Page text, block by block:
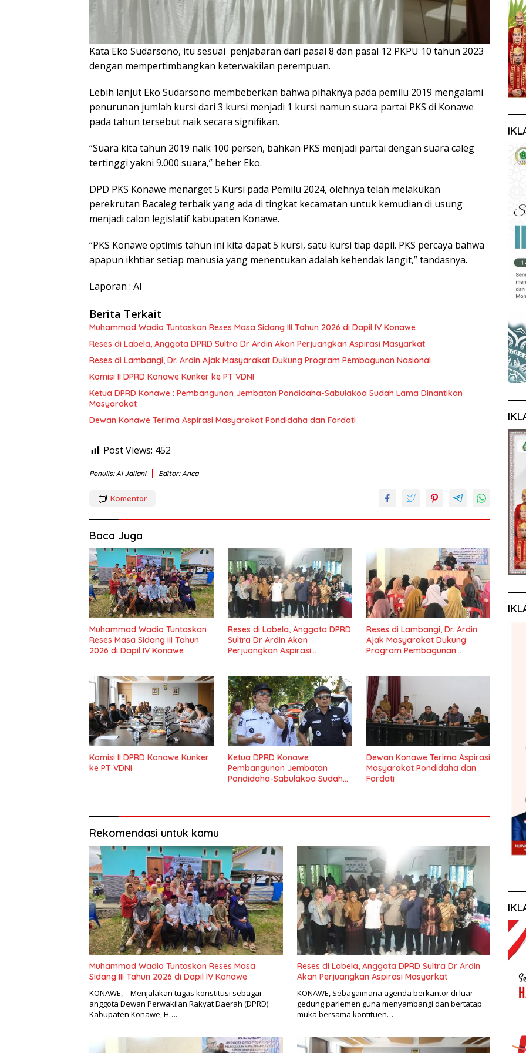
Kata Eko Sudarsono, itu sesuai penjabaran dari pasal 8 dan pasal 12 PKPU 10 tahun 2023
dengan mempertimbangkan keterwakilan perempuan.
Lebih lanjut Eko Sudarsono membeberkan bahwa pihaknya pada pemilu 2019 mengalami
penurunan jumlah kursi dari 3 kursi menjadi 1 kursi namun suara partai PKS di Konawe
pada tahun tersebut naik secara signifikan.
“Suara kita tahun 2019 naik 100 persen, bahkan PKS menjadi partai dengan suara caleg
tertinggi yakni 9.000 suara,” beber Eko.
DPD PKS Konawe menarget 5 Kursi pada Pemilu 2024, olehnya telah melakukan
perekrutan Bacaleg terbaik yang ada di tingkat kecamatan untuk kemudian di usung
menjadi calon legislatif kabupaten Konawe.
“PKS Konawe optimis tahun ini kita dapat 5 kursi, satu kursi tiap dapil. PKS percaya bahwa
apapun ikhtiar setiap manusia yang menentukan adalah kehendak langit,” tandasnya.
Laporan : Al
Berita Terkait
Muhammad Wadio Tuntaskan Reses Masa Sidang III Tahun 2026 di Dapil IV Konawe
Reses di Labela, Anggota DPRD Sultra Dr Ardin Akan Perjuangkan Aspirasi Masyarkat
Reses di Lambangi, Dr. Ardin Ajak Masyarakat Dukung Program Pembagunan Nasional
Komisi II DPRD Konawe Kunker ke PT VDNI
Ketua DPRD Konawe : Pembangunan Jembatan Pondidaha-Sabulakoa Sudah Lama Dinantikan
Masyarakat
Dewan Konawe Terima Aspirasi Masyarakat Pondidaha dan Fordati
Post Views: 452
Penulis: Al Jailani Editor: Anca
Komentar
Baca Juga
Muhammad Wadio Tuntaskan
Reses Masa Sidang III Tahun
2026 di Dapil IV Konawe
Reses di Labela, Anggota DPRD
Sultra Dr Ardin Akan
Perjuangkan Aspirasi
Reses di Lambangi, Dr. Ardin
Ajak Masyarakat Dukung
Program Pembagunan
Komisi II DPRD Konawe Kunker
ke PT VDNI
Ketua DPRD Konawe :
Pembangunan Jembatan
Pondidaha-Sabulakoa Sudah
Dewan Konawe Terima Aspirasi
Masyarakat Pondidaha dan
Fordati
Rekomendasi untuk kamu
Muhammad Wadio Tuntaskan Reses Masa
Sidang III Tahun 2026 di Dapil IV Konawe
KONAWE, – Menjalakan tugas konstitusi sebagai
anggota Dewan Perwakilan Rakyat Daerah (DPRD)
Kabupaten Konawe, H….
Reses di Labela, Anggota DPRD Sultra Dr Ardin
Akan Perjuangkan Aspirasi Masyarkat
KONAWE, Sebagaimana agenda berkantor di luar
gedung parlemen guna menyambangi dan bertatap
muka bersama kontituen…